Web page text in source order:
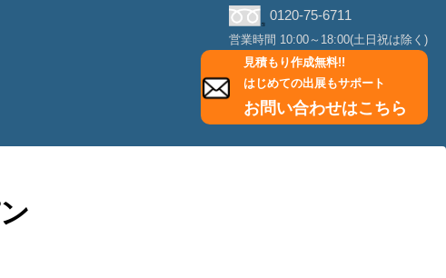
0120-75-6711
営業時間 10:00～18:00(土日祝は除く)
見積もり作成無料!!
はじめての出展もサポート
お問い合わせはこちら